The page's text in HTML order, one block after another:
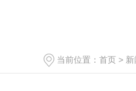
当前位置： 首页 >